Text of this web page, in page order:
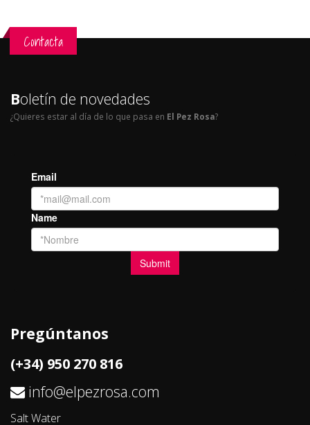
Contacta
Boletín de novedades
¿Quieres estar al día de lo que pasa en El Pez Rosa?
Pregúntanos
(+34) 950 270 816
info@elpezrosa.com
Salt Water